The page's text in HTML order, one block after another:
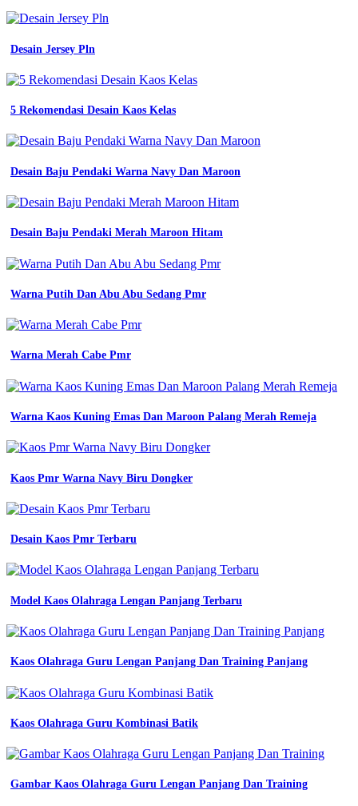
atasan
wearpack
panjang
tulisan
depan
kostum
keren
seragam
jual
gudang
baju
hitam
shopee
jual
wearpack
kerja
proyek
warna
hitam
polos
Training
Cdr
jual
safety
wearpack
safety
proyek
atasan
warna
jual
wearpack
wearpack
polos
panjang
Desain Jersey Pln
5 Rekomendasi Desain Kaos Kelas
Desain Baju Pendaki Warna Navy Dan Maroon
Desain Baju Pendaki Merah Maroon Hitam
Warna Putih Dan Abu Abu Sedang Pmr
Warna Merah Cabe Pmr
Warna Kaos Kuning Emas Dan Maroon Palang Merah Remeja
Kaos Pmr Warna Navy Biru Dongker
Desain Kaos Pmr Terbaru
Model Kaos Olahraga Lengan Panjang Terbaru
Kaos Olahraga Guru Lengan Panjang Dan Training Panjang
Kaos Olahraga Guru Kombinasi Batik
Gambar Kaos Olahraga Guru Lengan Panjang Dan Training